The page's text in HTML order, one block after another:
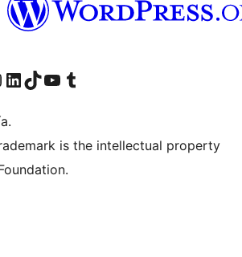
de Facebook
cuenta de Instagram
Visita nuestra cuenta de LinkedIn
Visita nuestra cuenta de TikTok
Visita nuestro canal de YouTube
Visita nuestra cuenta de Tumblr
is the intellectual property